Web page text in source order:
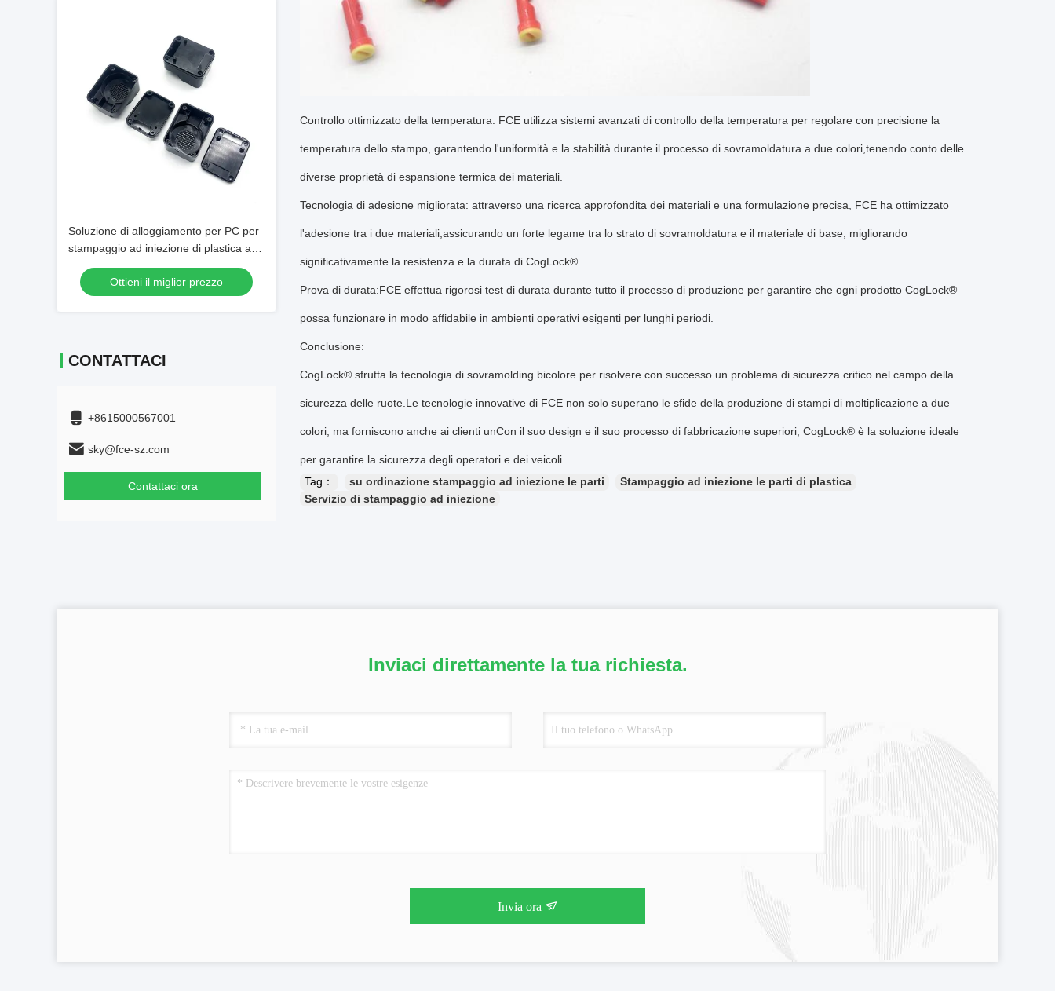
Soluzione di alloggiamento per PC per
stampaggio ad iniezione di plastica ad
alta precisione
Ottieni il miglior prezzo
CONTATTACI
+8615000567001
sky@fce-sz.com
Contattaci ora
Controllo ottimizzato della temperatura: FCE utilizza sistemi avanzati di controllo della temperatura per regolare con precisione la
temperatura dello stampo, garantendo l'uniformità e la stabilità durante il processo di sovramoldatura a due colori,tenendo conto delle
diverse proprietà di espansione termica dei materiali.
Tecnologia di adesione migliorata: attraverso una ricerca approfondita dei materiali e una formulazione precisa, FCE ha ottimizzato
l'adesione tra i due materiali,assicurando un forte legame tra lo strato di sovramoldatura e il materiale di base, migliorando
significativamente la resistenza e la durata di CogLock®.
Prova di durata:FCE effettua rigorosi test di durata durante tutto il processo di produzione per garantire che ogni prodotto CogLock®
possa funzionare in modo affidabile in ambienti operativi esigenti per lunghi periodi.
Conclusione:
CogLock® sfrutta la tecnologia di sovramolding bicolore per risolvere con successo un problema di sicurezza critico nel campo della
sicurezza delle ruote.Le tecnologie innovative di FCE non solo superano le sfide della produzione di stampi di moltiplicazione a due
colori, ma forniscono anche ai clienti unCon il suo design e il suo processo di fabbricazione superiori, CogLock® è la soluzione ideale
per garantire la sicurezza degli operatori e dei veicoli.
Tag：
su ordinazione stampaggio ad iniezione le parti
Stampaggio ad iniezione le parti di plastica
Servizio di stampaggio ad iniezione
Inviaci direttamente la tua richiesta.
Invia ora